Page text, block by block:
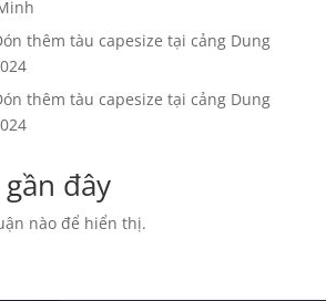
thêm tàu capesize tại cảng Dung
thêm tàu capesize tại cảng Dung
đây
nào để hiển thị.